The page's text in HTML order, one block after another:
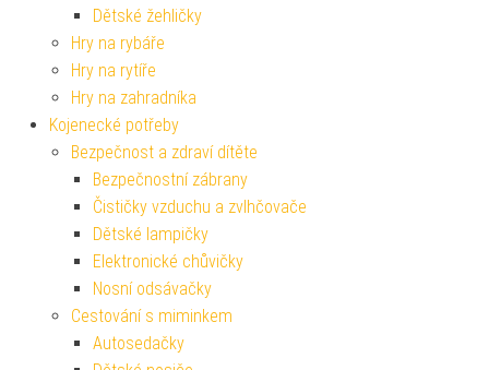
Dětské žehličky
Hry na rybáře
Hry na rytíře
Hry na zahradníka
Kojenecké potřeby
Bezpečnost a zdraví dítěte
Bezpečnostní zábrany
Čističky vzduchu a zvlhčovače
Dětské lampičky
Elektronické chůvičky
Nosní odsávačky
Cestování s miminkem
Autosedačky